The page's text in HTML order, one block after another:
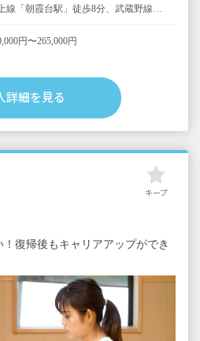
線「朝霞台駅」徒歩8分、武蔵野線
円〜265,000円
回 約4カ月（7月・12月）
3,000円～10,000円
上限30,000円／月（単身者に限
当
新卒）／モデル年収例
円
円（副主任保育士）
詳細を見る
キープ
復帰後もキャリアアップができ